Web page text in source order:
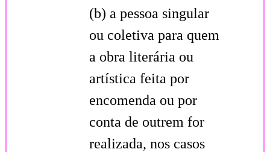
(b) a pessoa singular
ou coletiva para quem
a obra literária ou
artística feita por
encomenda ou por
conta de outrem for
realizada, nos casos